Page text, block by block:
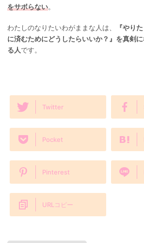
をサボらない。
わたしのなりたいわがままな人は、
『やり
に済むためにどうしたらいいか？』を真剣
る人です。
Twitter
Pocket
Pinterest
URLコピー